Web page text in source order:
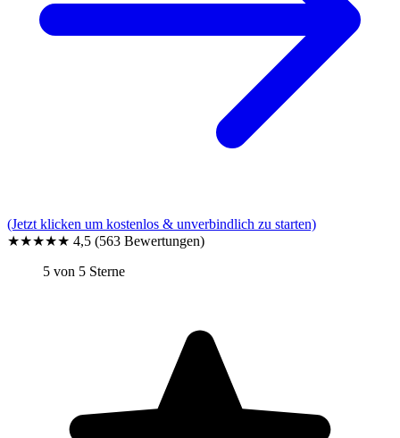
(Jetzt klicken um kostenlos & unverbindlich zu starten)
★★★★★ 4,5 (563 Bewertungen)
5 von 5 Sterne